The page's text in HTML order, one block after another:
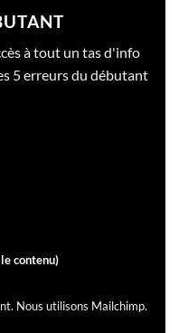
à tout un tas d'info
5 erreurs du débutant
contenu)
Nous utilisons Mailchimp.